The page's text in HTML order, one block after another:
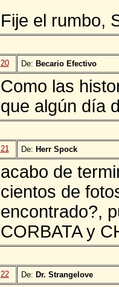
Fije el rumbo,
20 De: Becario Efectivo
Como las
que algún día
21 De: Herr Spock
acabo de
cientos de
encontrado?,
CORBATA y
22 De: Dr. Strangelove